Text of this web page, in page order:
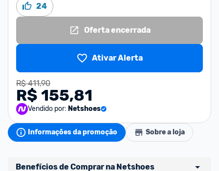
24
Oferta encerrada
Ativar Alerta
R$ 411,90
R$ 155,81
Vendido por: Netshoes
Informações da promoção Sobre a loja
Benefícios de Comprar na Netshoes